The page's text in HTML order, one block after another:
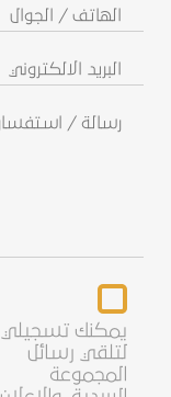
الهاتف
/
الجوال
البريد
الالكتروني
رسالة
Newsletter
يمكنك تسجيلي
لتلقي رسائل
المجموعة